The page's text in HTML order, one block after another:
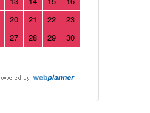
20 21 22
23
27 28 29
30